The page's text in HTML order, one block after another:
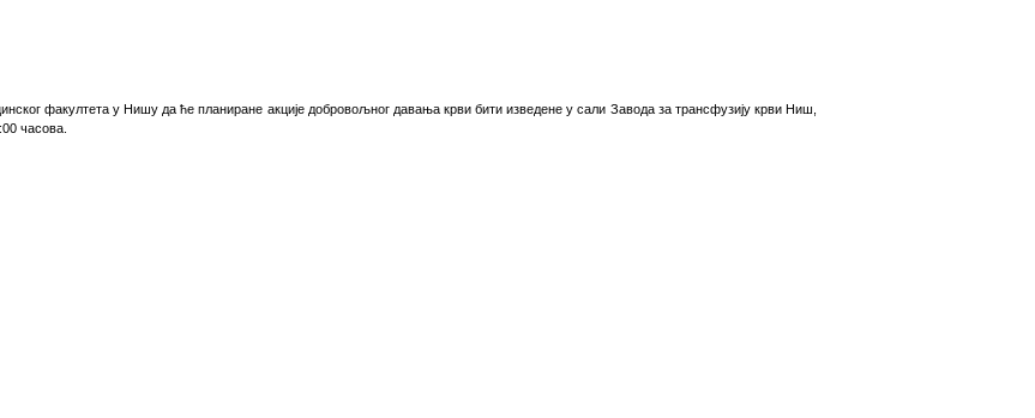
факултета у Нишу да ће планиране акције добровољног давања крви бити изведене у сали Завода за трансфузију крви Ниш,
часова.